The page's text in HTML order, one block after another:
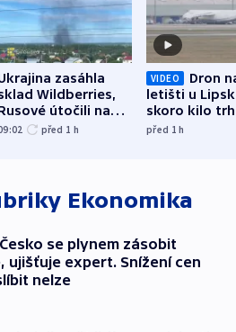
zasáhla
Wildberries,
útočili na
hasiče či
před 1 h
VIDEO
Dron
letišti u
skoro kilo
indicie
před 1h
Ekonomika
Česko se plynem zásobit
ujišťuje expert. Snížení cen
nelze